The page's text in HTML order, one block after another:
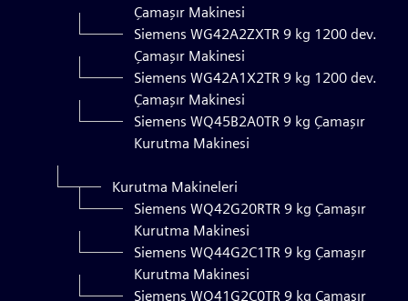
Çamaşır Makinesi
Siemens WG42A2ZXTR 9 kg 1200 dev.
Çamaşır Makinesi
Siemens WG42A1X2TR 9 kg 1200 dev.
Çamaşır Makinesi
Siemens WQ45B2A0TR 9 kg Çamaşır
Kurutma Makinesi
Kurutma Makineleri
Siemens WQ42G20RTR 9 kg Çamaşır
Kurutma Makinesi
Siemens WQ44G2C1TR 9 kg Çamaşır
Kurutma Makinesi
Siemens WQ41G2C0TR 9 kg Çamaşır